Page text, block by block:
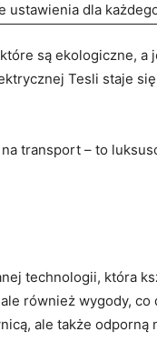
⁤ustawienia ⁣dla
są ekologiczne,
Tesli staje
transport – to
‍technologii, która⁤
również ​wygody,‌
ale także